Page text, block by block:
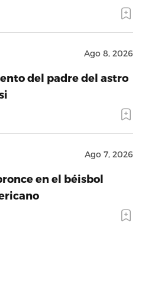
Ago 8, 2026
del padre del astro
Ago 7, 2026
en el béisbol